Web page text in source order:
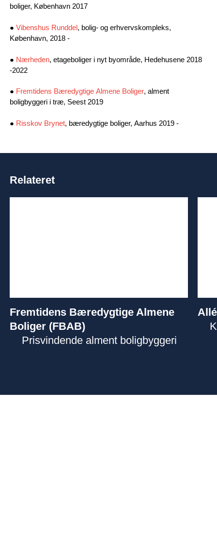
boliger, København 2017
● Vibenshus Runddel, bolig- og erhvervskompleks,
København, 2018 -
● Nærheden, etageboliger i nyt byområde, Hedehusene 2018
-2022
● Fremtidens Bæredygtige Almene Boliger, alment
boligbyggeri i træ, Seest 2019
● Risskov Brynet, bæredygtige boliger, Aarhus 2019 -
Relateret
Fremtidens Bæredygtige Almene
Boliger (FBAB)
Prisvindende alment boligbyggeri